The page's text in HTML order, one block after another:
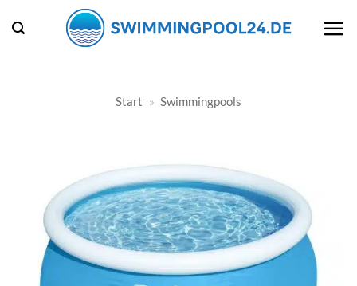
Inhalt
Start » Swimmingpools